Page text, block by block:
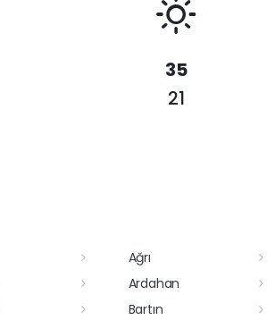
35
21
Ağrı
Ardahan
Bartın